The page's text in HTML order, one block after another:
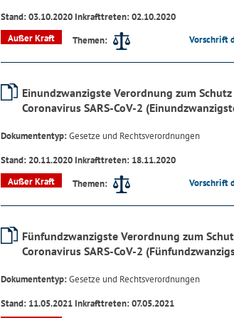
Stand: 03.10.2020 Inkrafttreten: 02.10.2020
Außer Kraft
Themen: Vorschrift
Einundzwanzigste Verordnung zum
Coronavirus SARS-CoV-2
Dokumententyp:Gesetze und Rechtsverordnungen
Stand: 20.11.2020 Inkrafttreten: 18.11.2020
Außer Kraft
Themen: Vorschrift
Fünfundzwanzigste Verordnung zum
Coronavirus SARS-CoV-2
Dokumententyp:Gesetze und Rechtsverordnungen
Stand: 11.05.2021 Inkrafttreten: 07.05.2021